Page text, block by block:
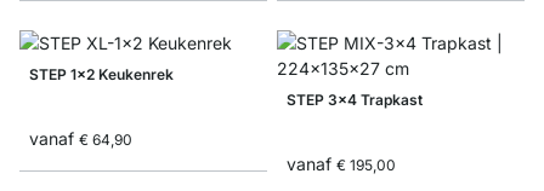
STEP 1x2 Keukenrek
vanaf € 64,90
STEP 3x4 Trapkast
vanaf € 195,00